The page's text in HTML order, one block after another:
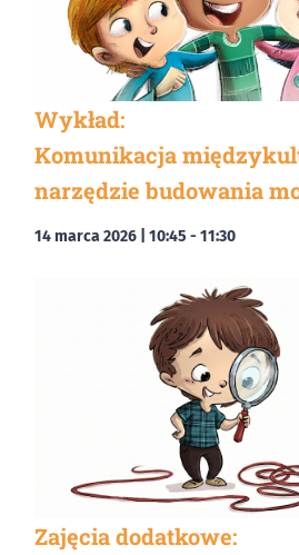
Wykład:
Komunikacja
narzędzie budowania
14 marca 2026 | 10:45 - 11:30
Zajęcia dodatkowe: